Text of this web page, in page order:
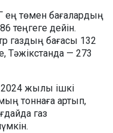
ең төмен бағалардың
теңгеге дейін.
газдың бағасы 132
Тәжікстанда — 273
жылы ішкі
тоннаға артып,
газ